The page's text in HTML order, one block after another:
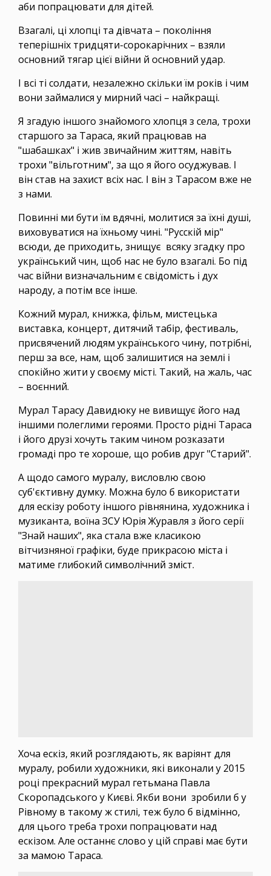
аби попрацювати для дітей.
Взагалі, ці хлопці та дівчата – покоління
теперішніх тридцяти-сорокарічних – взяли
основний тягар цієї війни й основний удар.
І всі ті солдати, незалежно скільки їм років і чим
вони займалися у мирний часі – найкращі.
Я згадую іншого знайомого хлопця з села, трохи
старшого за Тараса, який працював на
"шабашках" і жив звичайним життям, навіть
трохи "вільготним", за що я його осуджував. І
він став на захист всіх нас. І він з Тарасом вже не
з нами.
Повинні ми бути їм вдячні, молитися за їхні душі,
виховуватися на їхньому чині. "Русскій мір"
всюди, де приходить, знищує всяку згадку про
український чин, щоб нас не було взагалі. Бо під
час війни визначальним є свідомість і дух
народу, а потім все інше.
Кожний мурал, книжка, фільм, мистецька
виставка, концерт, дитячий табір, фестиваль,
присвячений людям українського чину, потрібні,
перш за все, нам, щоб залишитися на землі і
спокійно жити у своєму місті. Такий, на жаль, час
– воєнний.
Мурал Тарасу Давидюку не вивищує його над
іншими полеглими героями. Просто рідні Тараса
і його друзі хочуть таким чином розказати
громаді про те хороше, що робив друг "Старий".
А щодо самого муралу, висловлю свою
суб'єктивну думку. Можна було б використати
для ескізу роботу іншого рівнянина, художника і
музиканта, воїна ЗСУ Юрія Журавля з його серії
"Знай наших", яка стала вже класикою
вітчизняної графіки, буде прикрасою міста і
матиме глибокий символічний зміст.
Хоча ескіз, який розглядають, як варіянт для
муралу, робили художники, які виконали у 2015
році прекрасний мурал гетьмана Павла
Скоропадського у Києві. Якби вони зробили б у
Рівному в такому ж стилі, теж було б відмінно,
для цього треба трохи попрацювати над
ескізом. Але останнє слово у цій справі має бути
за мамою Тараса.